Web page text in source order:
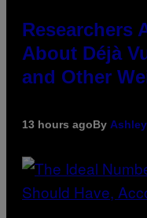
Researchers
About Déjà
and Other
13 hours agoBy